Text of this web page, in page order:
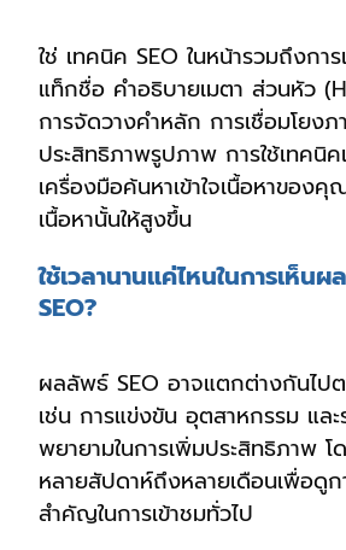
ใช่ เทคนิค SEO ในหน้ารวมถึงกา
แท็กชื่อ คำอธิบายเมตา ส่วนหัว
การจัดวางคำหลัก การเชื่อมโยงภ
ประสิทธิภาพรูปภาพ การใช้เทคนิค
เครื่องมือค้นหาเข้าใจเนื้อหาของ
เนื้อหานั้นให้สูงขึ้น
ใช้เวลานานแค่ไหนในการเห็นผ
SEO?
ผลลัพธ์ SEO อาจแตกต่างกันไป
เช่น การแข่งขัน อุตสาหกรรม แล
พยายามในการเพิ่มประสิทธิภาพ โด
หลายสัปดาห์ถึงหลายเดือนเพื่อดู
สำคัญในการเข้าชมทั่วไป